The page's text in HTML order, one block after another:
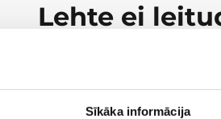
Sīkāka informācija
Lehte ei